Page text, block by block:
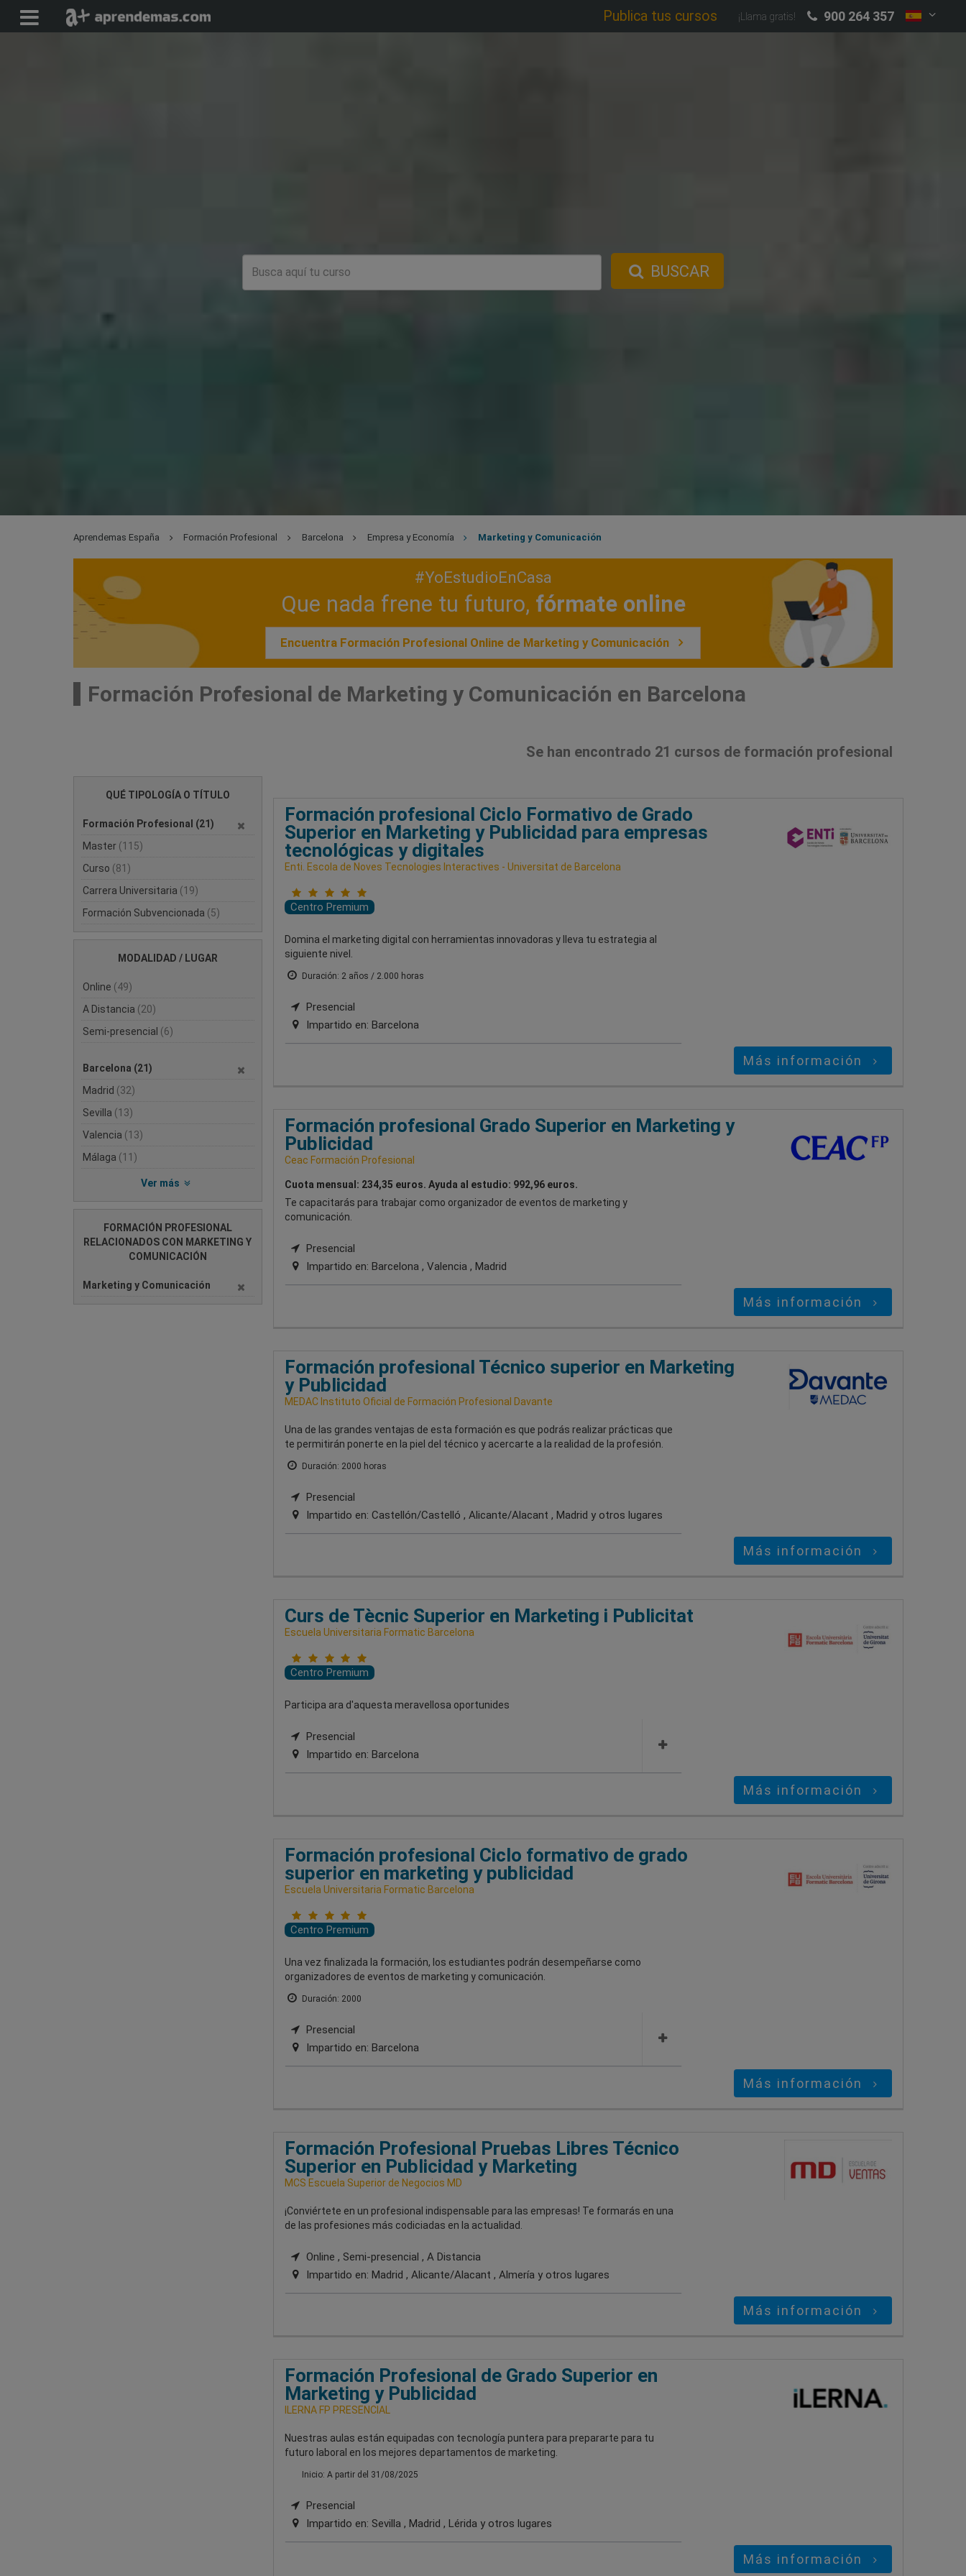
Publica tus cursos ¡Llama gratis! 900 264 357
BUSCAR
Aprendemas España Formación Profesional Barcelona Empresa y Economía Marketing y Comunicación
#YoEstudioEnCasa
Que nada frene tu futuro, fórmate online
Encuentra Formación Profesional Online de Marketing y Comunicación
Formación Profesional de Marketing y Comunicación en Barcelona
Se han encontrado 21 cursos de formación profesional
QUÉ TIPOLOGÍA O TÍTULO
Formación Profesional (21)
Master (115)
Curso (81)
Carrera Universitaria (19)
Formación Subvencionada (5)
MODALIDAD / LUGAR
Online (49)
A Distancia (20)
Semi-presencial (6)
Barcelona (21)
Madrid (32)
Sevilla (13)
Valencia (13)
Málaga (11)
Ver más
FORMACIÓN PROFESIONAL
RELACIONADOS CON MARKETING Y
COMUNICACIÓN
Marketing y Comunicación
Formación profesional Ciclo Formativo de Grado
Superior en Marketing y Publicidad para empresas
tecnológicas y digitales
Enti. Escola de Noves Tecnologies Interactives - Universitat de Barcelona
Centro Premium
Domina el marketing digital con herramientas innovadoras y lleva tu estrategia al
siguiente nivel.
Duración: 2 años / 2.000 horas
Presencial
Impartido en: Barcelona
Más información
Formación profesional Grado Superior en Marketing y
Publicidad
Ceac Formación Profesional
Cuota mensual: 234,35 euros. Ayuda al estudio: 992,96 euros.
Te capacitarás para trabajar como organizador de eventos de marketing y
comunicación.
Presencial
Impartido en: Barcelona , Valencia , Madrid
Más información
Formación profesional Técnico superior en Marketing
y Publicidad
MEDAC Instituto Oficial de Formación Profesional Davante
Una de las grandes ventajas de esta formación es que podrás realizar prácticas que
te permitirán ponerte en la piel del técnico y acercarte a la realidad de la profesión.
Duración: 2000 horas
Presencial
Impartido en: Castellón/Castelló , Alicante/Alacant , Madrid y otros lugares
Más información
Curs de Tècnic Superior en Marketing i Publicitat
Escuela Universitaria Formatic Barcelona
Centro Premium
Participa ara d'aquesta meravellosa oportunides
Presencial
Impartido en: Barcelona
Más información
Formación profesional Ciclo formativo de grado
superior en marketing y publicidad
Escuela Universitaria Formatic Barcelona
Centro Premium
Una vez finalizada la formación, los estudiantes podrán desempeñarse como
organizadores de eventos de marketing y comunicación.
Duración: 2000
Presencial
Impartido en: Barcelona
Más información
Formación Profesional Pruebas Libres Técnico
Superior en Publicidad y Marketing
MCS Escuela Superior de Negocios MD
¡Conviértete en un profesional indispensable para las empresas! Te formarás en una
de las profesiones más codiciadas en la actualidad.
Online , Semi-presencial , A Distancia
Impartido en: Madrid , Alicante/Alacant , Almería y otros lugares
Más información
Formación Profesional de Grado Superior en
Marketing y Publicidad
ILERNA FP PRESENCIAL
Nuestras aulas están equipadas con tecnología puntera para prepararte para tu
futuro laboral en los mejores departamentos de marketing.
Inicio: A partir del 31/08/2025
Presencial
Impartido en: Sevilla , Madrid , Lérida y otros lugares
Más información